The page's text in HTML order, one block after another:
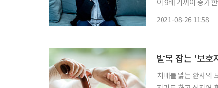
이 9배 가까이 증가
2021-08-26 11:58
발목 잡는 '보호
치매를 앓는 환자의